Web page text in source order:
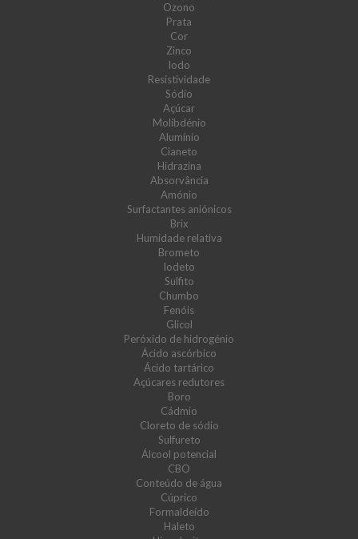
Ozono
Prata
Cor
Zinco
Iodo
Resistividade
Sódio
Açúcar
Molibdénio
Alumínio
Cianeto
Hidrazina
Absorvância
Amónio
Surfactantes aniónicos
Brix
Humidade relativa
Brometo
Iodeto
Sulfito
Chumbo
Fenóis
Glicol
Peróxido de hidrogénio
Ácido ascórbico
Ácido tartárico
Açúcares redutores
Boro
Cádmio
Cloreto de sódio
Sulfureto
Álcool potencial
CBO
Conteúdo de água
Cúprico
Formaldeído
Haleto